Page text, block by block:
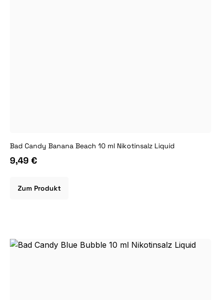
Bad Candy Banana Beach 10 ml Nikotinsalz Liquid
9,49 €
Zum Produkt